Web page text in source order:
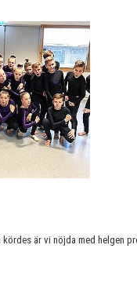
är vi nöjda med helgen